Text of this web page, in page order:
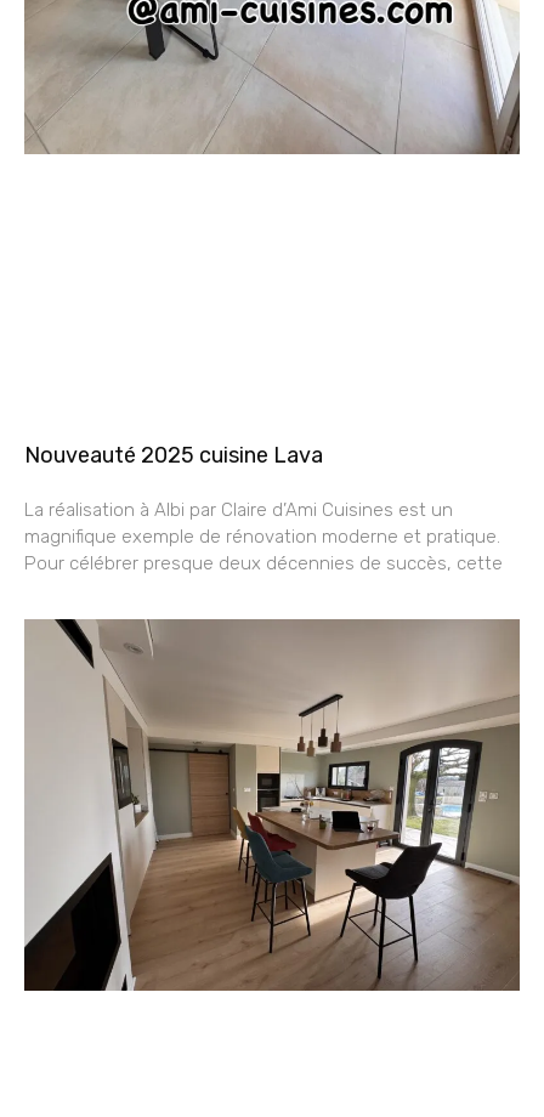
Nouveauté 2025 cuisine Lava
La réalisation à Albi par Claire d’Ami Cuisines est un
magnifique exemple de rénovation moderne et pratique.
Pour célébrer presque deux décennies de succès, cette